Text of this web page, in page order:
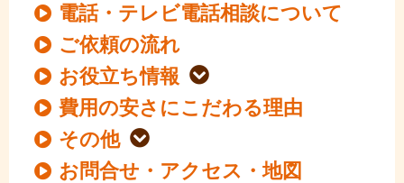
電話・テレビ電話相談について
ご依頼の流れ
お役立ち情報
費用の安さにこだわる理由
その他
お問合せ・アクセス・地図